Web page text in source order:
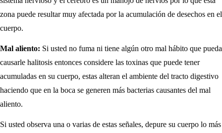
zona puede resultar muy afectada por la acumulación de desechos en el
cuerpo.
Mal aliento: Si usted no fuma ni tiene algún otro mal hábito que pueda
causarle halitosis entonces considere las toxinas que puede tener
acumuladas en su cuerpo, estas alteran el ambiente del tracto digestivo
haciendo que en la boca se generen más bacterias causantes del mal
aliento.
Si usted observa una o varias de estas señales, depure su cuerpo lo más